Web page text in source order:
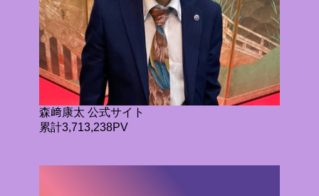
森﨑康太 公式サイト
累計3,713,238PV